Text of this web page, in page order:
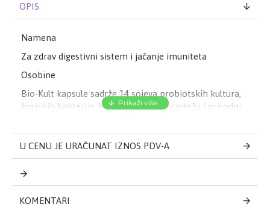
OPIS
Namena
Za zdrav digestivni sistem i jačanje imuniteta
Osobine
Bio-Kult kapsule sadrže 14 sojeva probiotskih kultura,
korisnih bakterija, koje održavaju ravnotežu i prirodni
smetnji sa varenjem kod:
Sindroma preosetljivih creva - spastični kolon ili
Upalnih procesa creva (Inflammatory Bowel Disease,
U CENU JE URAČUNAT IZNOS PDV-A
KOMENTARI